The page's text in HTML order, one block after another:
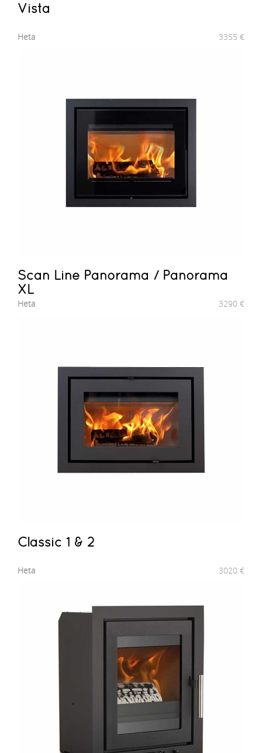
Vista
Heta 3355 €
Scan Line Panorama / Panorama
XL
Heta 3290 €
Classic 1 & 2
Heta 3020 €